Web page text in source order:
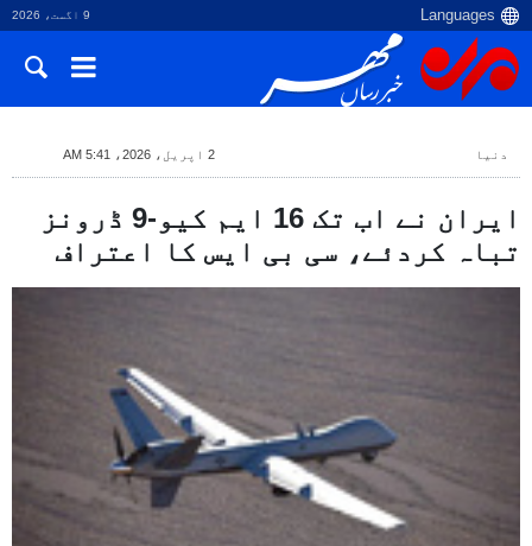
9 اگست، 2026
دنیا 2 اپریل، 2026، 5:41 AM
ایران نے اب تک 16 ایم کیو-9 ڈرونز
تباہ کردئے، سی بی ایس کا اعتراف